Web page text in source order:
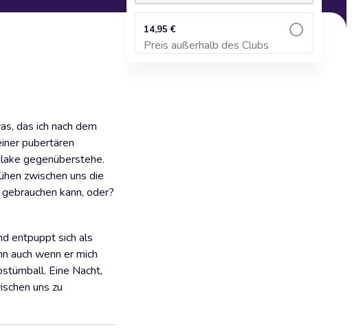
das ich nach dem
pubertären
gegenüberstehe.
zwischen uns die
kann, oder?
entpuppt sich als
auch wenn er mich
Eine Nacht,
uns zu
14,95 €
Preis außerhalb des Clubs
Zum Warenkorb hinzufügen